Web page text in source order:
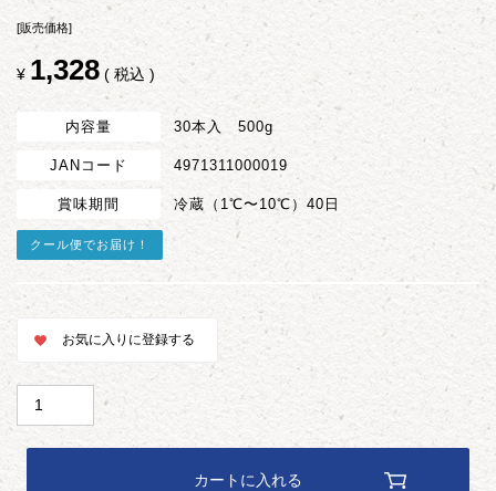
[販売価格]
¥ 1,328 税込
内容量 30本入 500g
JANコード 4971311000019
賞味期間 冷蔵（1℃〜10℃）40日
クール便でお届け！
お気に入りに登録する
カートに入れる